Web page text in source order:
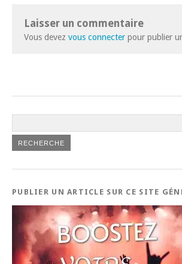
Laisser un commentaire
Vous devez vous connecter pour publier
PUBLIER UN ARTICLE SUR CE SITE